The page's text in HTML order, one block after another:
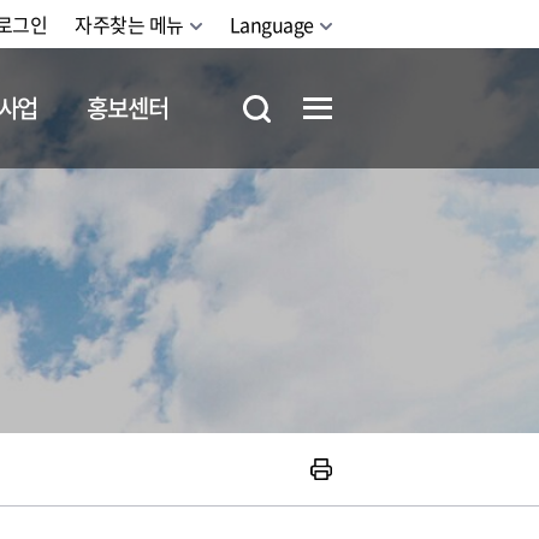
그인 자주찾는 메뉴 Language
업 홍보센터